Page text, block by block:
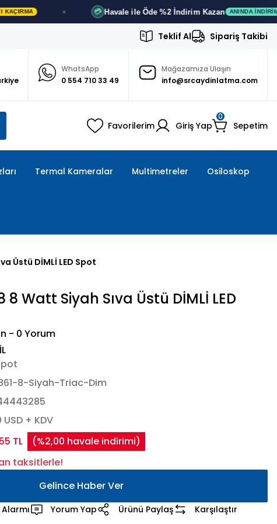
Havale ile Öde%2 İndirim Kazan ANINDA İNDIRIM
Teklif Al Sipariş Takibi
WhatsApp
0 554 710 33 49
Mağazamıza Ulaşın
info@srcaydinlatma.com
Favorilerim Giriş Yap Sepetim
0
Termal Kameralar Multimetreler Osiloskop
Üstü DİMLİ LED Spot
8 Watt Siyah Sıva Üstü DİMLİ LED
- 0 Yorum
8-Siyah-Triac-Dim
USD + KDV
TL
(%2,00 havale indirimi)
taksitlerle!
Gelince Haber Ver
Yorum Yap Ürünü Paylaş Karşılaştır